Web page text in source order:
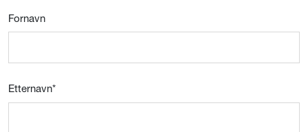
Fornavn
Etternavn*